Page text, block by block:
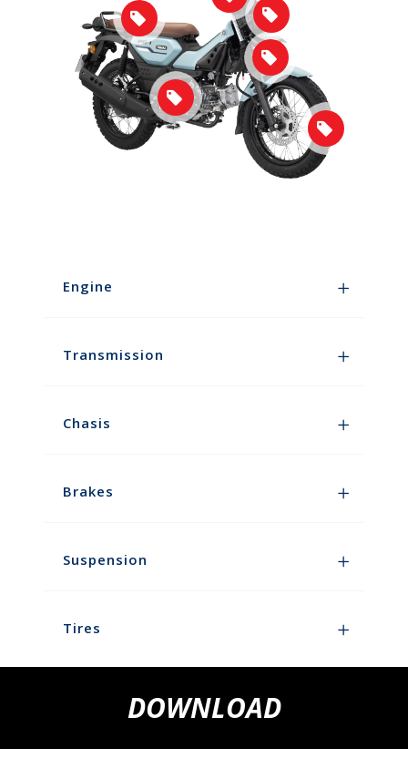
Engine
Transmission
Chasis
Brakes
Suspension
Tires
DOWNLOAD